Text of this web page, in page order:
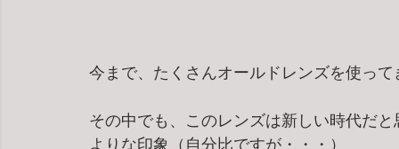
今まで、たくさんオールドレンズを使っ
その中でも、このレンズは新しい時代だ
よりな印象（自分比ですが・・・）